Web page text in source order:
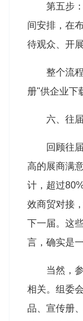
第五步
间安排，在
待观众、开
整个流
册"供企业下
六、往
回顾往
高的展商满
计，超过
效商贸对接
下一届。这
言，确实是
当然，
相关。组委
品、宣传册